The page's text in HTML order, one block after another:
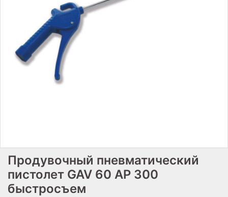
Продувочный пневматический
пистолет GAV 60 AP 300
быстросъем